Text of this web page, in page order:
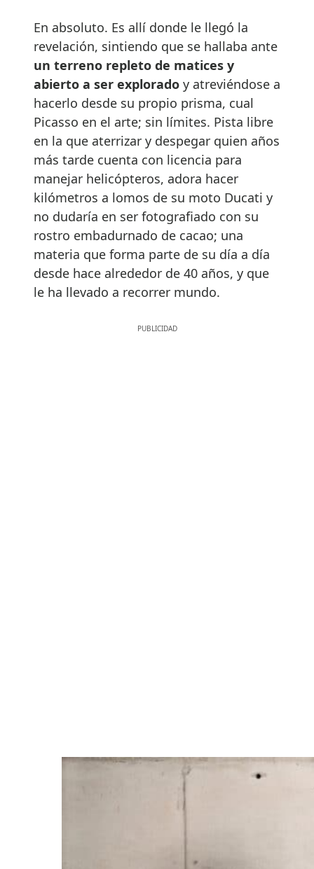
En absoluto. Es allí donde le llegó la
revelación, sintiendo que se hallaba ante
un terreno repleto de matices y
abierto a ser explorado y atreviéndose a
hacerlo desde su propio prisma, cual
Picasso en el arte; sin límites. Pista libre
en la que aterrizar y despegar quien años
más tarde cuenta con licencia para
manejar helicópteros, adora hacer
kilómetros a lomos de su moto Ducati y
no dudaría en ser fotografiado con su
rostro embadurnado de cacao; una
materia que forma parte de su día a día
desde hace alrededor de 40 años, y que
le ha llevado a recorrer mundo.